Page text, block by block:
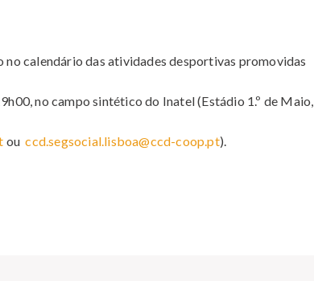
calendário das atividades desportivas promovidas
no campo sintético do Inatel (Estádio 1.º de Maio,
ouccd.segsocial.lisboa@ccd-coop.pt).